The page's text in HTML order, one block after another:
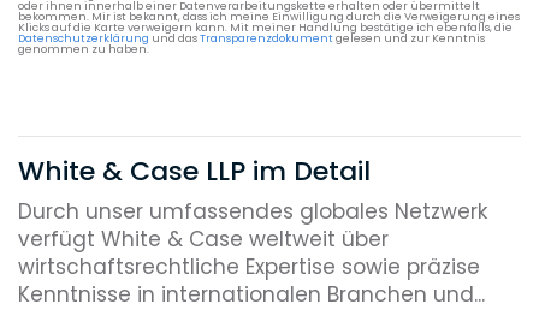
oder ihnen innerhalb einer Datenverarbeitungskette erhalten oder übermittelt
bekommen. Mir ist bekannt, dass ich meine Einwilligung durch die Verweigerung eines
Klicks auf die Karte verweigern kann. Mit meiner Handlung bestätige ich ebenfalls, die
Datenschutzerklärung und dasTransparenzdokumentgelesen und zur Kenntnis
genommen zu haben.
White & Case LLP im Detail
Durch unser umfassendes globales Netzwerk
verfügt White & Case weltweit über
wirtschaftsrechtliche Expertise sowie präzise
Kenntnisse in internationalen Branchen und...